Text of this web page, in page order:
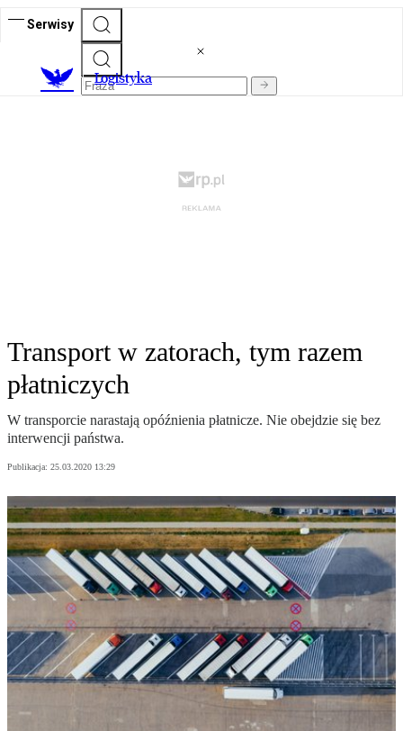
Serwisy
Logistyka
Transport w zatorach, tym razem
płatniczych
W transporcie narastają opóźnienia płatnicze. Nie obejdzie się bez
interwencji państwa.
Publikacja: 25.03.2020 13:29